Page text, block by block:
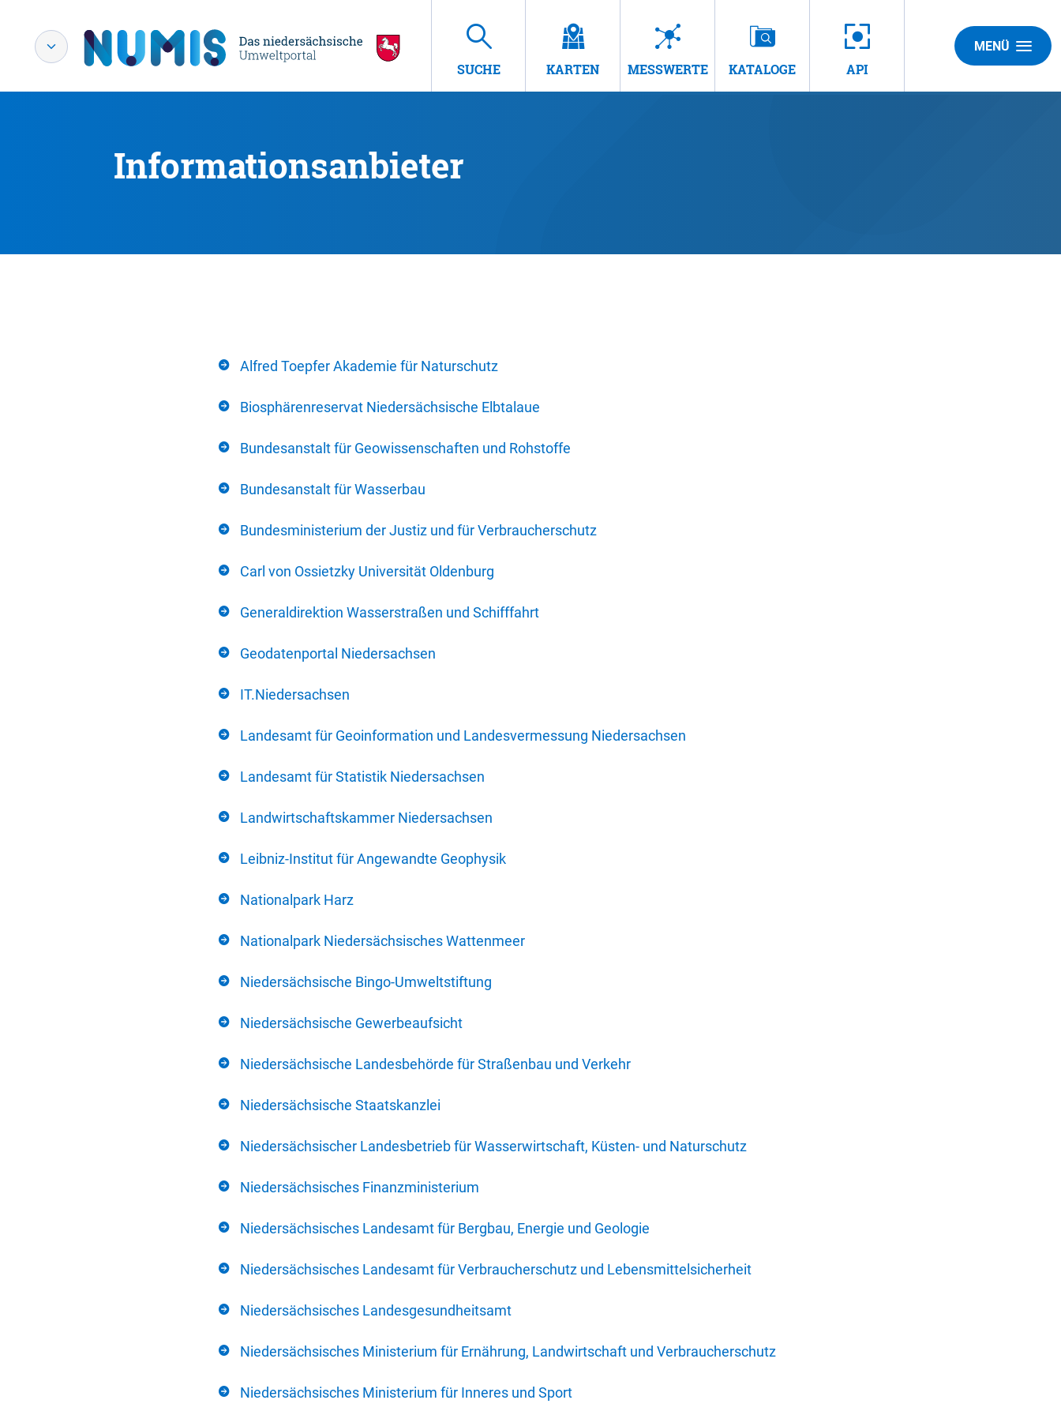
SUCHE KARTEN MESSWERTE KATALOGE API
MENÜ
Informationsanbieter
Alfred Toepfer Akademie für Naturschutz
Biosphärenreservat Niedersächsische Elbtalaue
Bundesanstalt für Geowissenschaften und Rohstoffe
Bundesanstalt für Wasserbau
Bundesministerium der Justiz und für Verbraucherschutz
Carl von Ossietzky Universität Oldenburg
Generaldirektion Wasserstraßen und Schifffahrt
Geodatenportal Niedersachsen
IT.Niedersachsen
Landesamt für Geoinformation und Landesvermessung Niedersachsen
Landesamt für Statistik Niedersachsen
Landwirtschaftskammer Niedersachsen
Leibniz-Institut für Angewandte Geophysik
Nationalpark Harz
Nationalpark Niedersächsisches Wattenmeer
Niedersächsische Bingo-Umweltstiftung
Niedersächsische Gewerbeaufsicht
Niedersächsische Landesbehörde für Straßenbau und Verkehr
Niedersächsische Staatskanzlei
Niedersächsischer Landesbetrieb für Wasserwirtschaft, Küsten- und Naturschutz
Niedersächsisches Finanzministerium
Niedersächsisches Landesamt für Bergbau, Energie und Geologie
Niedersächsisches Landesamt für Verbraucherschutz und Lebensmittelsicherheit
Niedersächsisches Landesgesundheitsamt
Niedersächsisches Ministerium für Ernährung, Landwirtschaft und Verbraucherschutz
Niedersächsisches Ministerium für Inneres und Sport